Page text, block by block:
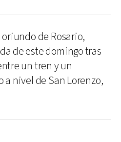
de Rosario,
de este domingo tras
un tren y un
nivel de San Lorenzo,